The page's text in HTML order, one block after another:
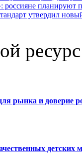
россияне планируют
утвердил
рынка и доверие
детских